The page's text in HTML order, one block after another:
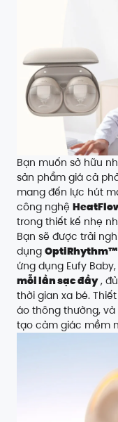
Bạn muốn sở hữu
sản phẩm giá cả
mang đến lực hút
công nghệ
trong thiết kế nhẹ
Bạn sẽ được trải
dụng OptiRhythm™
ứng dụng Eufy
mỗi lần sạc đầy,
thời gian xa bé.
áo thông thường, và
tạo cảm giác mềm